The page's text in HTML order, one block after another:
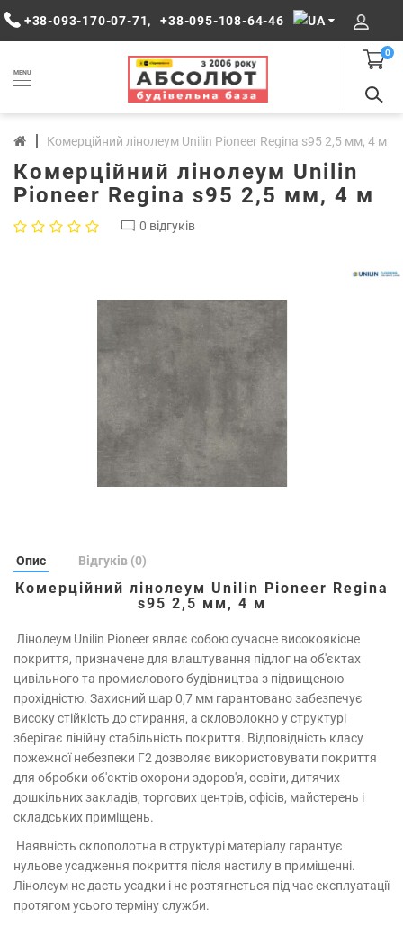
+38-093-170-07-71, +38-095-108-64-46
MENU
0
Комерційний лінолеум Unilin Pioneer Regina s95 2,5 мм, 4 м
Комерційний лінолеум Unilin
Pioneer Regina s95 2,5 мм, 4 м
0 відгуків
Опис Відгуків (0)
Комерційний лінолеум Unilin Pioneer Regina
s95 2,5 мм, 4 м
Лінолеум Unilin Pioneer являє собою сучасне високоякісне
покриття, призначене для влаштування підлог на об'єктах
цивільного та промислового будівництва з підвищеною
прохідністю. Захисний шар 0,7 мм гарантовано забезпечує
високу стійкість до стирання, а скловолокно у структурі
зберігає лінійну стабільність покриття. Відповідність класу
пожежної небезпеки Г2 дозволяє використовувати покриття
для обробки об'єктів охорони здоров'я, освіти, дитячих
дошкільних закладів, торгових центрів, офісів, майстерень і
складських приміщень.
Наявність склополотна в структурі матеріалу гарантує
нульове усадження покриття після настилу в приміщенні.
Лінолеум не дасть усадки і не розтягнеться під час експлуатації
протягом усього терміну служби.